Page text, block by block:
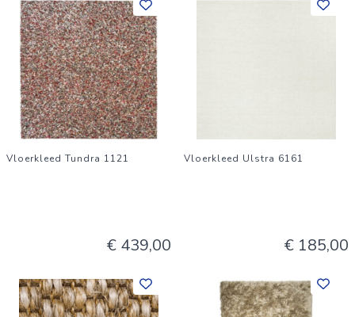
Vloerkleed Tundra 1121
€ 439,00
Vloerkleed Ulstra 6161
€ 185,00